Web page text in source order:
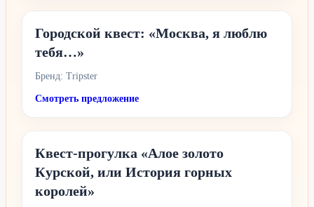
Городской квест: «Москва, я люблю
тебя…»
Бренд: Tripster
Смотреть предложение
Квест-прогулка «Алое золото
Курской, или История горных
королей»